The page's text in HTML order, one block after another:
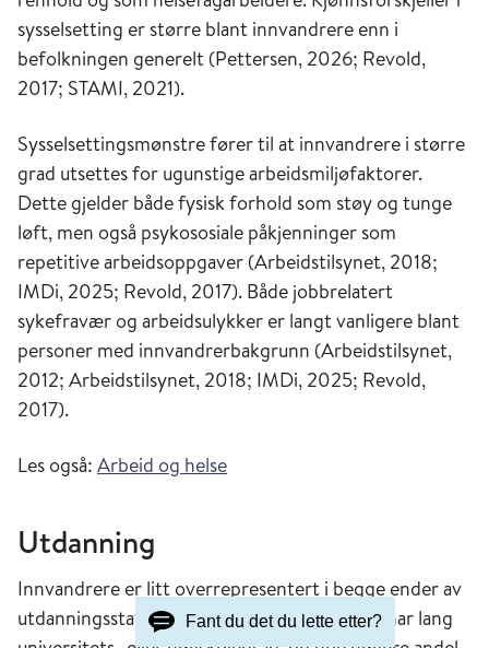
sysselsetting er større blant innvandrere enn i
befolkningen generelt (Pettersen, 2026; Revold,
2017; STAMI, 2021).
Sysselsettingsmønstre fører til at innvandrere i større
grad utsettes for ugunstige arbeidsmiljøfaktorer.
Dette gjelder både fysisk forhold som støy og tunge
løft, men også psykososiale påkjenninger som
repetitive arbeidsoppgaver (Arbeidstilsynet, 2018;
IMDi, 2025; Revold, 2017). Både jobbrelatert
sykefravær og arbeidsulykker er langt vanligere blant
personer med innvandrerbakgrunn (Arbeidstilsynet,
2012; Arbeidstilsynet, 2018; IMDi, 2025; Revold,
2017).
Les også: Arbeid og helse
Utdanning
Innvandrere er litt overrepresentert i begge ender av
utdanningsstatistikken, med noen flere som har lang
Fant du det du lette etter?